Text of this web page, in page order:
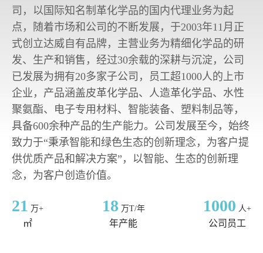
司，以国际知名制革化学品的国内代理业务为起
点，随着市场和公司的不断发展，于2003年11月正
式创立达威自有品牌，主营业务为精细化学品的研
发、生产和销售，经过30余载的深耕与沉淀，公司
已发展为拥有20多家子公司，员工超1000人的上市
企业，产品涵盖皮革化学品、人造革化学品、水性
聚氨酯、电子专用材料、智能装备、塑料制品等，
具备600余种产品的生产能力。公司发展至今，始终
致力于“秉承智能和绿色生态的创新理念，为客户提
供优质产品和解决方案”，以智能、生态的创新理
念，为客户创造价值。
21 万+
㎡
18 万T/年
年产能
1000 人+
公司员工